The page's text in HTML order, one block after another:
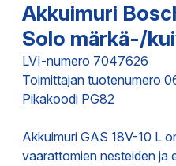
Akkuimuri
Solo märkä-/
LVI-numero 7047626
Toimittajan tuotenumero
Pikakoodi PG82
Akkuimuri GAS 18V-10 L
vaarattomien nesteiden ja